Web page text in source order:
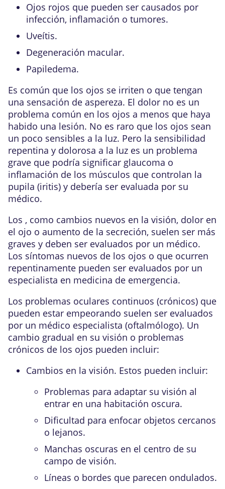
Ojos rojos que pueden ser causados por
infección, inflamación o tumores.
Uveítis.
Degeneración macular.
Papiledema.
Es común que los ojos se irriten o que tengan
una sensación de aspereza. El dolor no es un
problema común en los ojos a menos que haya
habido una lesión. No es raro que los ojos sean
un poco sensibles a la luz. Pero la sensibilidad
repentina y dolorosa a la luz es un problema
grave que podría significar glaucoma o
inflamación de los músculos que controlan la
pupila (iritis) y debería ser evaluada por su
médico.
Los , como cambios nuevos en la visión, dolor en
el ojo o aumento de la secreción, suelen ser más
graves y deben ser evaluados por un médico.
Los síntomas nuevos de los ojos o que ocurren
repentinamente pueden ser evaluados por un
especialista en medicina de emergencia.
Los problemas oculares continuos (crónicos) que
pueden estar empeorando suelen ser evaluados
por un médico especialista (oftalmólogo). Un
cambio gradual en su visión o problemas
crónicos de los ojos pueden incluir:
Cambios en la visión. Estos pueden incluir:
Problemas para adaptar su visión al
entrar en una habitación oscura.
Dificultad para enfocar objetos cercanos
o lejanos.
Manchas oscuras en el centro de su
campo de visión.
Líneas o bordes que parecen ondulados.